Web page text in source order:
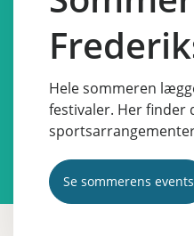
Hele sommeren
festivaler. Her finder
Se sommerens events